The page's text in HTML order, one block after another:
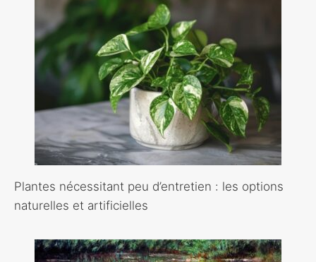
Plantes nécessitant peu d’entretien : les options
naturelles et artificielles